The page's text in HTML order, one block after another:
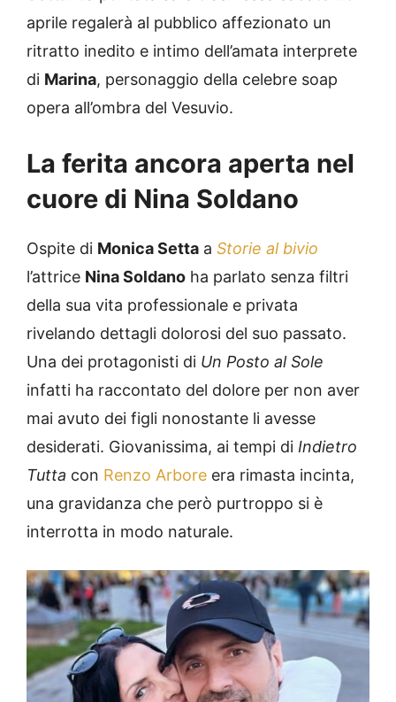
aprile regalerà al pubblico affezionato un
ritratto inedito e intimo dell’amata interprete
di Marina, personaggio della celebre soap
opera all’ombra del Vesuvio.
La ferita ancora aperta nel
cuore di Nina Soldano
Ospite di Monica Setta a Storie al bivio
l’attrice Nina Soldano ha parlato senza filtri
della sua vita professionale e privata
rivelando dettagli dolorosi del suo passato.
Una dei protagonisti di Un Posto al Sole
infatti ha raccontato del dolore per non aver
mai avuto dei figli nonostante li avesse
desiderati. Giovanissima, ai tempi di Indietro
Tutta con Renzo Arbore era rimasta incinta,
una gravidanza che però purtroppo si è
interrotta in modo naturale.